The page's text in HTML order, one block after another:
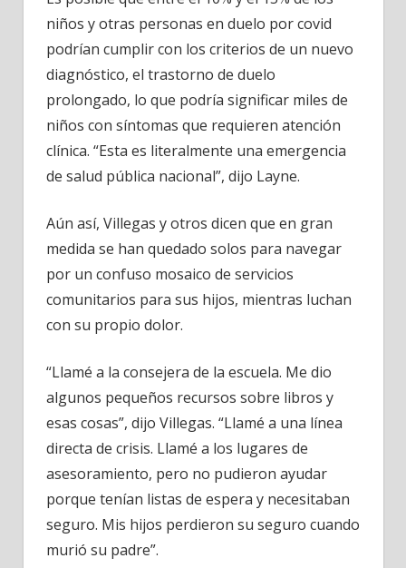
niños y otras personas en duelo por covid
podrían cumplir con los criterios de un nuevo
diagnóstico, el trastorno de duelo
prolongado, lo que podría significar miles de
niños con síntomas que requieren atención
clínica. “Esta es literalmente una emergencia
de salud pública nacional”, dijo Layne.
Aún así, Villegas y otros dicen que en gran
medida se han quedado solos para navegar
por un confuso mosaico de servicios
comunitarios para sus hijos, mientras luchan
con su propio dolor.
“Llamé a la consejera de la escuela. Me dio
algunos pequeños recursos sobre libros y
esas cosas”, dijo Villegas. “Llamé a una línea
directa de crisis. Llamé a los lugares de
asesoramiento, pero no pudieron ayudar
porque tenían listas de espera y necesitaban
seguro. Mis hijos perdieron su seguro cuando
murió su padre”.